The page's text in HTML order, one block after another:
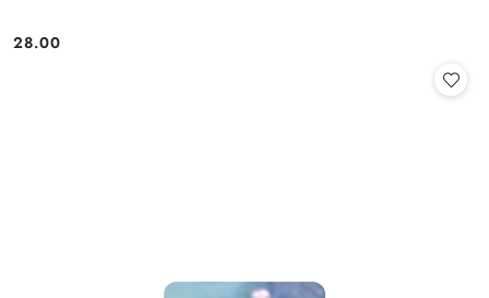
Cena:
28.00